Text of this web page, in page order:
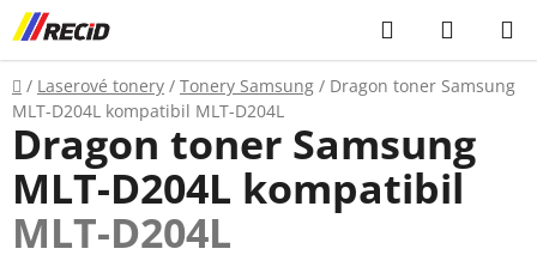
Prejsť
na
obsah
Hľadať
KOŠÍK
Domov
/ Laserové tonery / Tonery Samsung / Dragon toner Samsung
MLT-D204L kompatibil MLT-D204L
Dragon toner Samsung
MLT-D204L kompatibil
MLT-D204L